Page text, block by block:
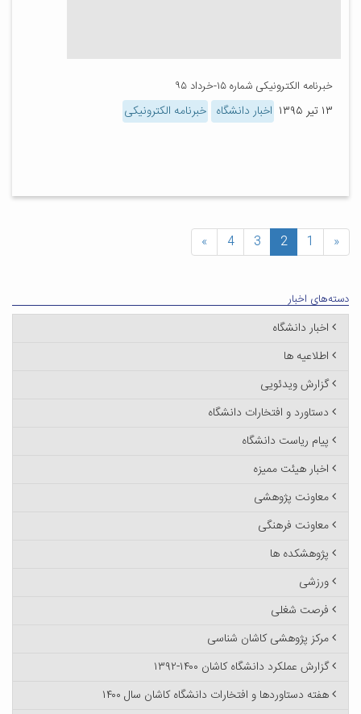
خبرنامه الکترونیکی شماره ۱۵-خرداد ۹۵
۱۳ تیر ۱۳۹۵ اخبار دانشگاه خبرنامه الکترونیکی
«
1
2
3
4
»
دسته‌های اخبار
اخبار دانشگاه
اطلاعیه ها
گزارش ویدئویی
دستاورد و افتخارات دانشگاه
پیام ریاست دانشگاه
اخبار هیئت ممیزه
معاونت پژوهشی
معاونت فرهنگی
پژوهشکده ها
ورزشی
فرصت شغلی
مرکز پژوهشی کاشان شناسی
گزارش عملکرد دانشگاه کاشان ۱۴۰۰-۱۳۹۲
هفته دستاوردها و افتخارات دانشگاه کاشان سال ۱۴۰۰